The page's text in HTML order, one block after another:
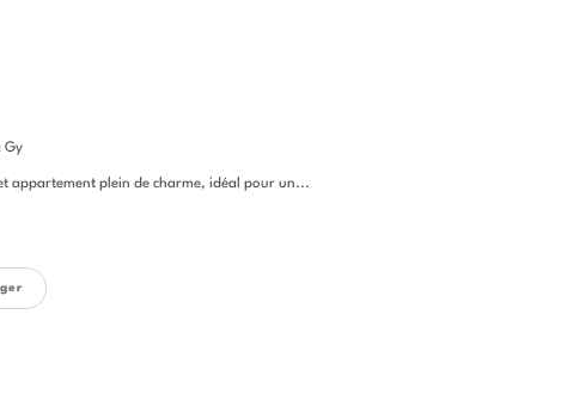
Gy
appartement plein de charme, idéal pour un...